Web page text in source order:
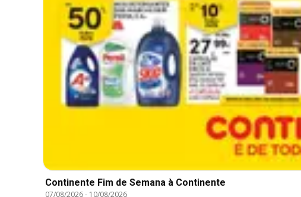
Continente Fim de Semana à Continente
07/08/2026- 10/08/2026